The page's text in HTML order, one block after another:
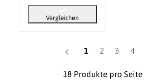
Vergleichen
Seite
1 Seite
2 Seite
3 Seite
4